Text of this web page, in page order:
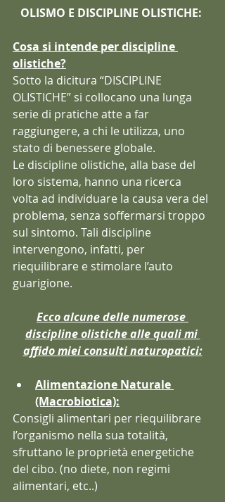
OLISMO E DISCIPLINE OLISTICHE:
Cosa si intende per discipline
olistiche?
Sotto la dicitura “DISCIPLINE
OLISTICHE” si collocano una lunga
serie di pratiche atte a far
raggiungere, a chi le utilizza, uno
stato di benessere globale.
Le discipline olistiche, alla base del
loro sistema, hanno una ricerca
volta ad individuare la causa vera del
problema, senza soffermarsi troppo
sul sintomo. Tali discipline
intervengono, infatti, per
riequilibrare e stimolare l’auto
guarigione.
Ecco alcune delle numerose
discipline olistiche alle quali mi
affido miei consulti naturopatici:
Alimentazione Naturale
(Macrobiotica):
Consigli alimentari per riequilibrare
l’organismo nella sua totalità,
sfruttano le proprietà energetiche
del cibo. (no diete, non regimi
alimentari, etc..)